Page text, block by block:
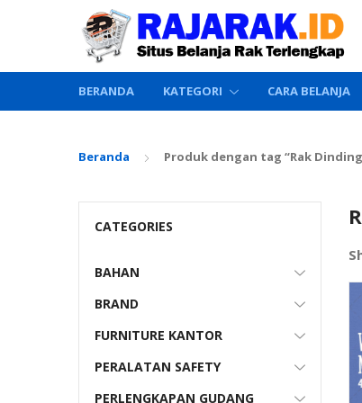
BERANDA KATEGORI CARA BELANJA
Beranda Produk dengan tag “Rak
CATEGORIES
BAHAN
BRAND
FURNITURE KANTOR
PERALATAN SAFETY
PERLENGKAPAN GUDANG